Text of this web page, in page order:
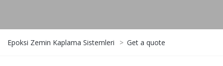
Epoksi Zemin Kaplama Sistemleri > Get a quote